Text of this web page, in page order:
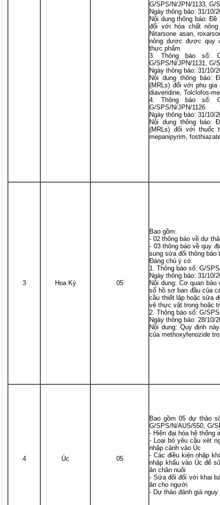
G/SPS/N/JPN/1133, G/
Ngày thông báo: 31/10/
Nội dung thông báo:
đối với hóa chất
Nitarsone asan,
nông dược được quy
thực phẩm
3. Thông báo số: G/
G/SPS/N/JPN/1131, G/
Ngày thông báo: 31/10/
Nội dung thông
(MRLs) đối với phụ gia
diaveridine, Tolclofos-
4. Thông báo số: G/
G/SPS/N/JPN/1126
Ngày thông báo: 31/10/
Nội dung thông
(MRLs) đối với thuốc
mepanipyrim,
3 Hoa Kỳ 05
Bao gồm:
- 02 thông báo về dự
- 03 thông báo về quy
sung sửa đổi thông báo
Đáng chú ý có:
1. Thông báo số: G/
Ngày thông báo: 31/10/
Nội dung: Cơ quan
số hồ sơ ban đầu của
cầu thiết lập hoặc sửa
vệ thực vật trong hoặc
2. Thông báo số: G/
Ngày thông báo: 28/10/
Nội dung: Quy định
của methoxyfenozide
4 Úc 05
Bao gồm 05 dự thảo
G/SPS/N/AUS/550, G/
- Hiện đại hóa hệ thống
- Loại bỏ yêu cầu xét
nhập cảnh vào Úc
- Các điều kiện nhập
nhập khẩu vào Úc để
ăn chăn nuôi
- Sửa đổi đối với khai
ăn cho người
- Dự thảo đánh giá